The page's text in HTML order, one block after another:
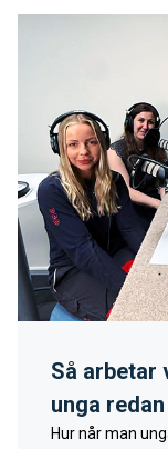
Så arbetar
unga
Hur når man